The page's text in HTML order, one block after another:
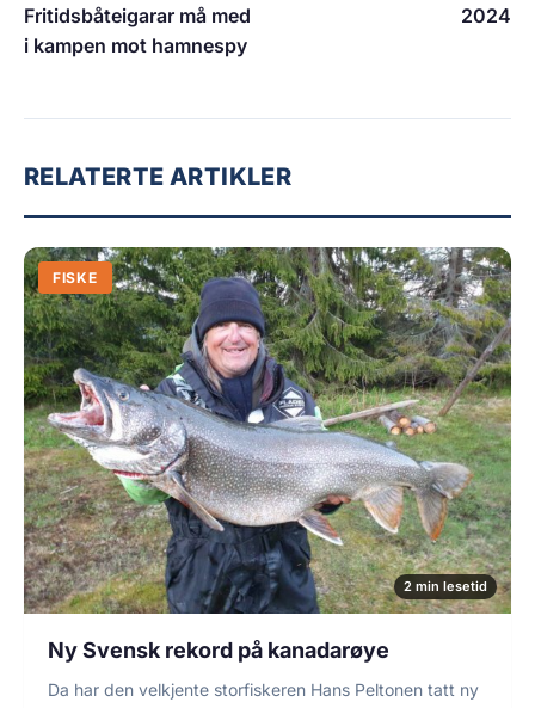
Fritidsbåteigarar må med
i kampen mot hamnespy
2024
RELATERTE ARTIKLER
FISKE
2 min lesetid
Ny Svensk rekord på kanadarøye
Da har den velkjente storfiskeren Hans Peltonen tatt ny